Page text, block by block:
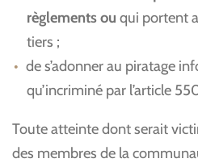
règlements ou qui portent
tiers ;
de s’adonner au piratage
qu’incriminé par l’article
Toute atteinte dont serait
des membres de la